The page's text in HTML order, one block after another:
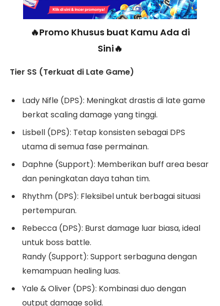
🔥Promo Khusus buat Kamu Ada di
Sini🔥
Tier SS (Terkuat di Late Game)
Lady Nifle (DPS): Meningkat drastis di late game
berkat scaling damage yang tinggi.
Lisbell (DPS): Tetap konsisten sebagai DPS
utama di semua fase permainan.
Daphne (Support): Memberikan buff area besar
dan peningkatan daya tahan tim.
Rhythm (DPS): Fleksibel untuk berbagai situasi
pertempuran.
Rebecca (DPS): Burst damage luar biasa, ideal
untuk boss battle.
Randy (Support): Support serbaguna dengan
kemampuan healing luas.
Yale & Oliver (DPS): Kombinasi duo dengan
output damage solid.